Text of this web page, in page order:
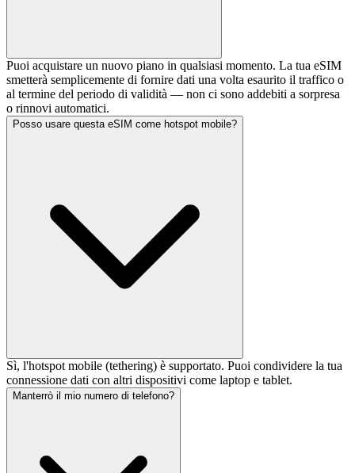
Puoi acquistare un nuovo piano in qualsiasi momento. La tua eSIM
smetterà semplicemente di fornire dati una volta esaurito il traffico o
al termine del periodo di validità — non ci sono addebiti a sorpresa
o rinnovi automatici.
Posso usare questa eSIM come hotspot mobile?
Sì, l'hotspot mobile (tethering) è supportato. Puoi condividere la tua
connessione dati con altri dispositivi come laptop e tablet.
Manterrò il mio numero di telefono?